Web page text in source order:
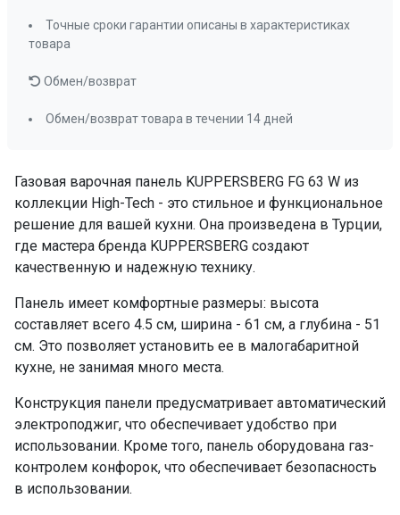
ПРОМО Скидка
=38493.00
Газовая варочная панель KUPPERSBERG FG 63 W из
коллекции High-Tech - это стильное и функциональное
решение для вашей кухни. Она произведена в Турции,
где мастера бренда KUPPERSBERG создают
качественную и надежную технику.
Панель имеет комфортные размеры: высота
составляет всего 4.5 см, ширина - 61 см, а глубина - 51
см. Это позволяет установить ее в малогабаритной
кухне, не занимая много места.
Конструкция панели предусматривает автоматический
электроподжиг, что обеспечивает удобство при
использовании. Кроме того, панель оборудована газ-
контролем конфорок, что обеспечивает безопасность
в использовании.
Точные сроки гарантии описаны в характеристиках
товара
Обмен/возврат
Обмен/возврат товара в течении 14 дней